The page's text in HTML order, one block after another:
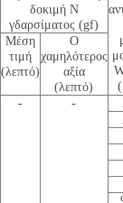
δοκιμή Ν
γδαρσίματος (gf)
Μέση
τιμή
(λεπτό)
Ο
χαμηλότερος
αξία
(λεπτό)
- -